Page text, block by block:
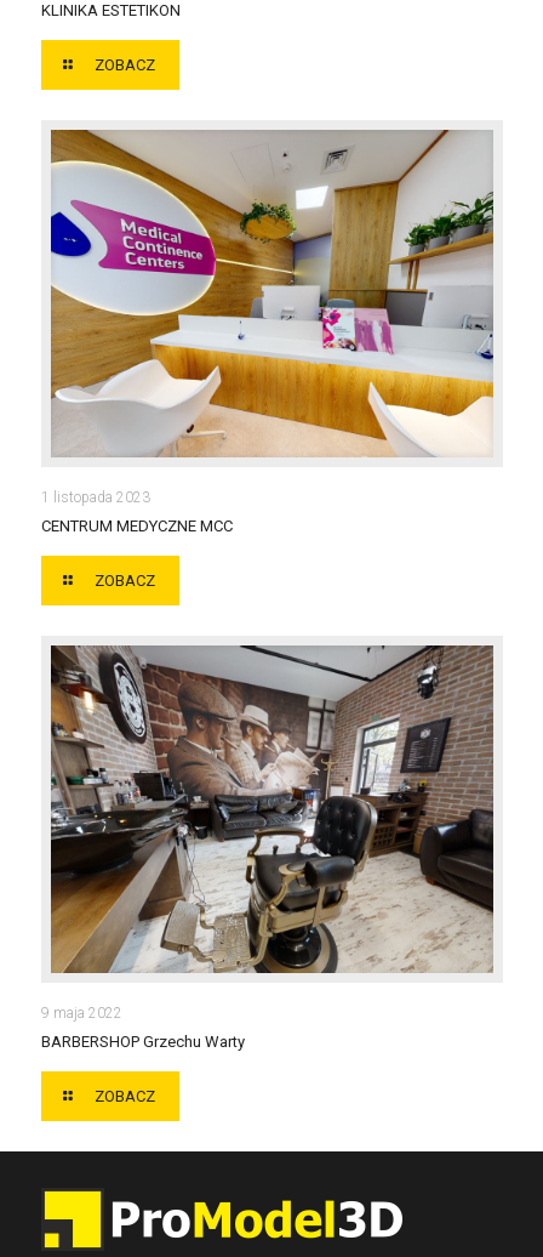
KLINIKA ESTETIKON
ZOBACZ
1 listopada 2023
CENTRUM MEDYCZNE MCC
ZOBACZ
9 maja 2022
BARBERSHOP Grzechu Warty
ZOBACZ